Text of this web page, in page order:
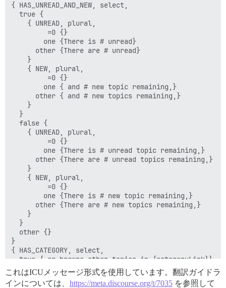
{ HAS_UNREAD_AND_NEW, select,
  true {
    { UNREAD, plural,
         =0 {}
        one {There is # unread}
      other {There are # unread}
    }
    { NEW, plural,
         =0 {}
        one { and # new topic remaining,}
      other { and # new topics remaining,}
    }
  }
  false {
    { UNREAD, plural,
         =0 {}
        one {There is # unread topic remaining,}
      other {There are # unread topics remaining,}
    }
    { NEW, plural,
         =0 {}
        one {There is # new topic remaining,}
      other {There are # new topics remaining,}
    }
  }
  other {}
}
{ HAS_CATEGORY, select,
  true { or browse other topics in {categoryLink}}
  false { or view latest topics}
  other {}
これはICUメッセージ形式を使用しています。翻訳ガイドラ
インについては、 https://meta.discourse.org/t/7035 を参照して